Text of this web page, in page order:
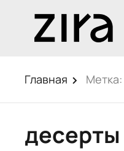
Главная Метка:
десерты